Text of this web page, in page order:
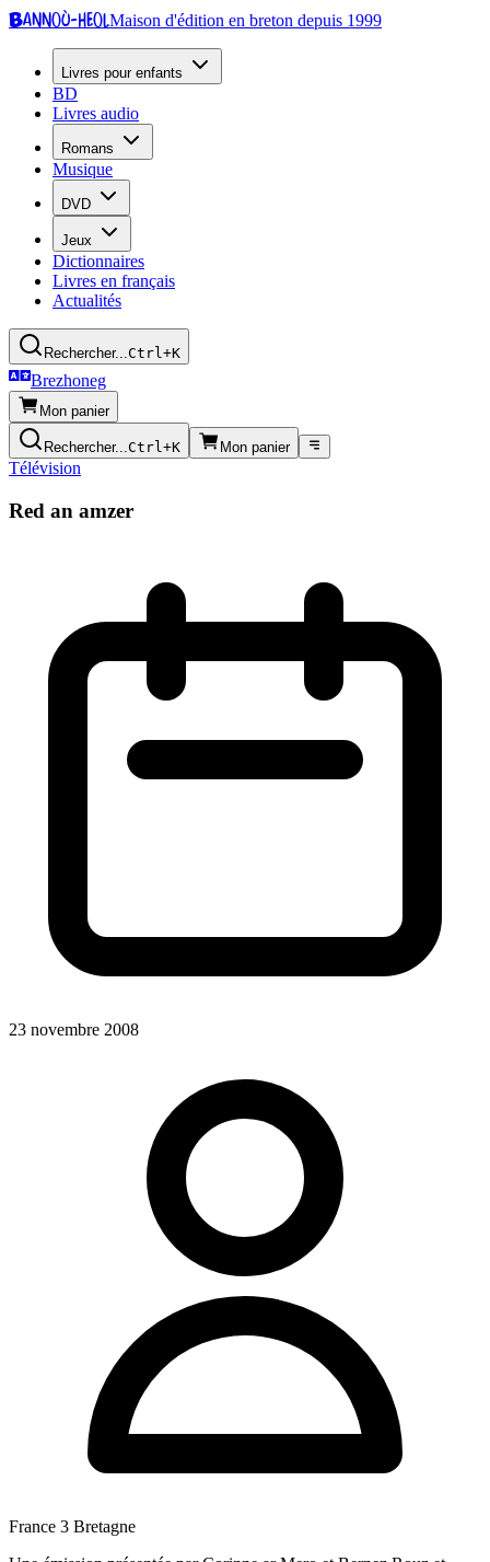
Bannoù-heolMaison d'édition en breton depuis 1999
Livres pour enfants
BD
Livres audio
Romans
Musique
DVD
Jeux
Dictionnaires
Livres en français
Actualités
Rechercher...Ctrl+K
Brezhoneg
Mon panier
Rechercher...Ctrl+K Mon panier
Télévision
Red an amzer
23 novembre 2008
France 3 Bretagne